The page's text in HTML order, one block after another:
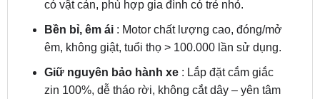
êm, không giật, tuổi thọ > 100.000 lần sử dụng.
Giữ nguyên bảo hành xe: Lắp đặt cắm giắc
zin 100%, dễ tháo rời, không cắt dây – yên tâm
bảo dưỡng hãng Mazda.